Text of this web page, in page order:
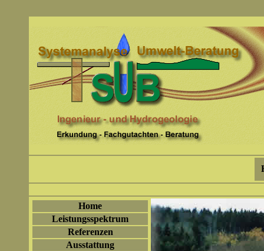
Home
Leistungsspektrum
Referenzen
Ausstattung